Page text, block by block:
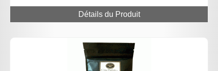
Détails du Produit